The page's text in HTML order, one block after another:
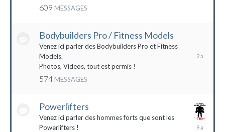
609 MESSAGES
Bodybuilders Pro / Fitness Models
Venez ici parler des Bodybuilders Pro et Fitness
Models.
Photos, Videos, tout est permis !
574 MESSAGES
2021
Powerlifters
Venez ici parler des hommes forts que sont les
Powerlifters !